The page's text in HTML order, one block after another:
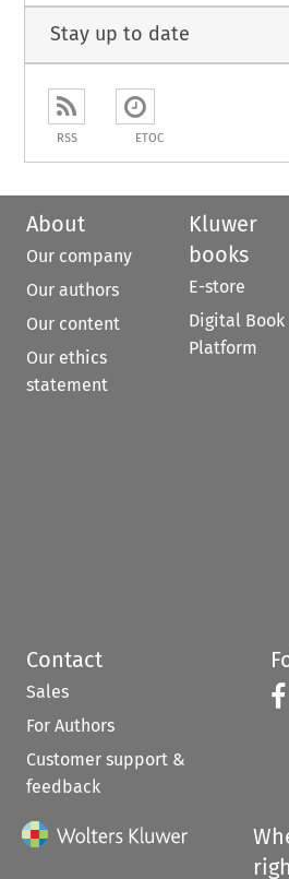
Stay up to date
RSS ETOC
About
Our company
Our authors
Our content
Our ethics
statement
Kluwer
books
E-store
Digital Book
Platform
Contact
Sales
For Authors
Customer support &
feedback